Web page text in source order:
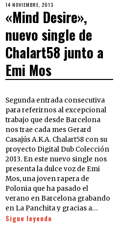
14 NOVIEMBRE, 2013
«Mind Desire»,
nuevo single de
Chalart58 junto a
Emi Mos
Segunda entrada consecutiva
para referirnos al excepcional
trabajo que desde Barcelona
nos trae cada mes Gerard
Casajús A.K.A. Chalart58 con su
proyecto Digital Dub Colección
2013. En este nuevo single nos
presenta la dulce voz de Emi
Mos, una joven rapera de
Polonia que ha pasado el
verano en Barcelona grabando
en La Panchita y gracias a…
Sigue leyendo